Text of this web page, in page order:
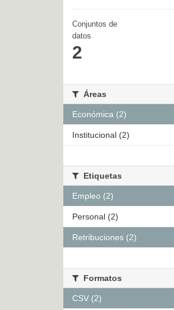
Conjuntos de
datos
2
Áreas
Económica (2)
Institucional (2)
Etiquetas
Empleo (2)
Personal (2)
Retribuciones (2)
Formatos
CSV (2)